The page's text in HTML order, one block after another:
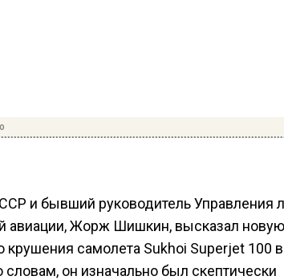
и бывший руководитель Управления
авиации, Жорж Шишкин, высказал новую
крушения самолета Sukhoi Superjet 100 в
он изначально был скептически